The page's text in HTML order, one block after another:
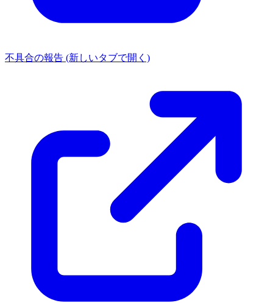
不具合の報告 (新しいタブで開く)